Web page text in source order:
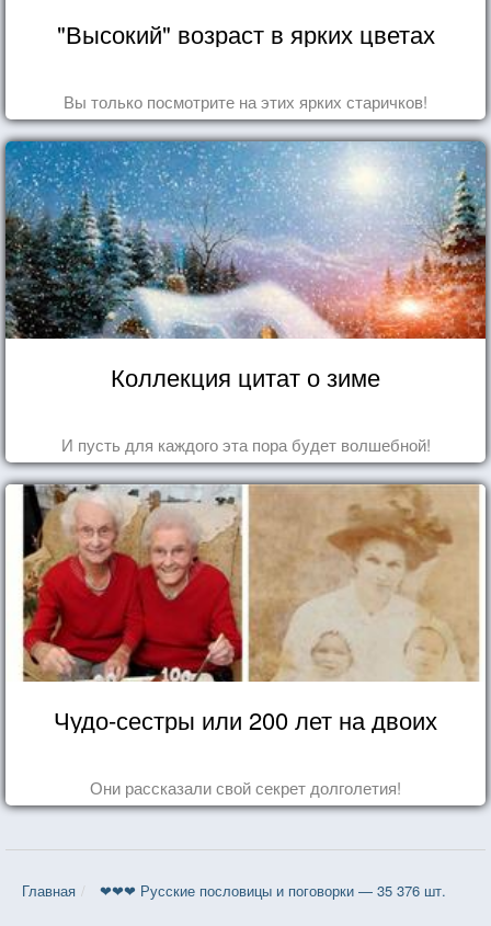
"Высокий" возраст в ярких цветах
Вы только посмотрите на этих ярких старичков!
Коллекция цитат о зиме
И пусть для каждого эта пора будет волшебной!
Чудо-сестры или 200 лет на двоих
Они рассказали свой секрет долголетия!
Главная ❤❤❤ Русские пословицы и поговорки — 35 376 шт.